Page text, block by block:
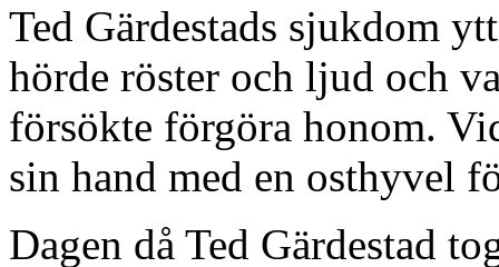
Ted Gärdestads sjukdom
hörde röster och ljud och
försökte förgöra honom.
sin hand med en osthyvel
Dagen då Ted Gärdestad